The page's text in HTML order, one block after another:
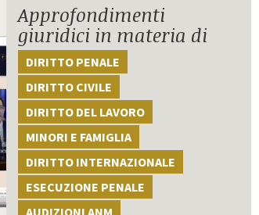
Approfondimenti
giuridici in materia di
DIRITTO PENALE
DIRITTO CIVILE
DIRITTO DEL LAVORO
MINORI E FAMIGLIA
DIRITTO INTERNAZIONALE
ESECUZIONE PENALE
AUDIZIONI ANM